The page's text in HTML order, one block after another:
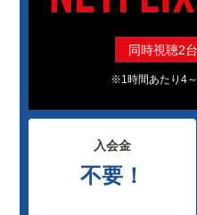
同時視聴2
※1時間あたり4
入会金
不要！